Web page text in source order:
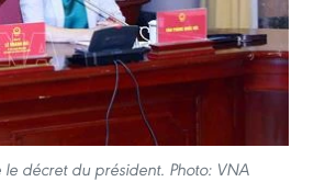
décret du président. Photo: VNA